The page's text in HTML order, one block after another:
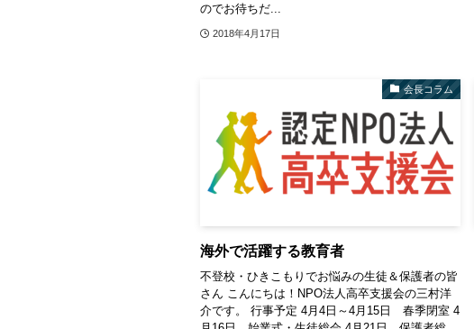
のでお待ちだ...
2018年4月17日
会長コラム
海外で活躍する教育者
不登校・ひきこもりでお悩みの生徒＆保護者の皆
さん こんにちは！NPO法人高卒支援会の三村洋
介です。 行事予定 4月4日～4月15日 春季閉室 4